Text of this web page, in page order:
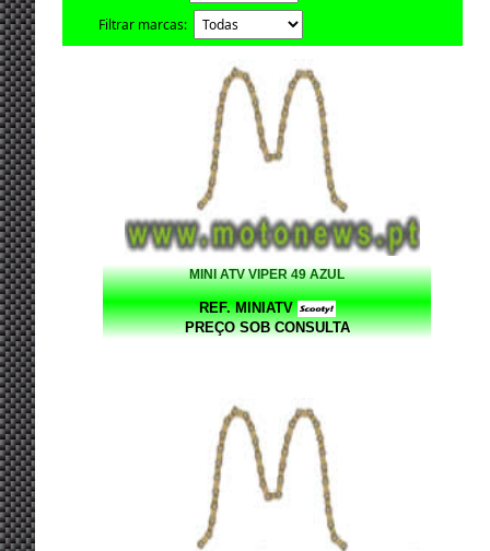
Filtrar marcas:
MINI ATV VIPER 49 AZUL
REF. MINIATV
PREÇO SOB CONSULTA